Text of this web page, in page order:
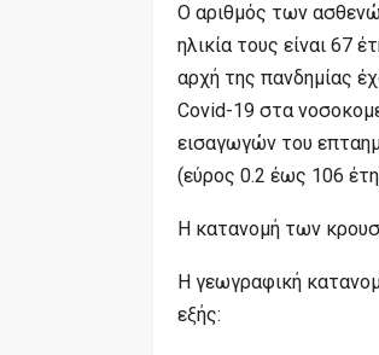
Ο αριθμός των
ηλικία τους είναι 67
αρχή της πανδημίας
Covid-19 στα
εισαγωγών του
(εύρος 0.2 έως 106
Η κατανομή των
Η γεωγραφική
εξής: